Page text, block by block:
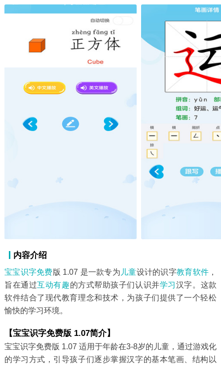
内容介绍
宝宝识字免费版 1.07 是一款专为 儿童设计的识字教育软件 ，
旨在通过互动有趣的方式帮助孩子们认识并学习汉字。这款
软件结合了现代教育理念和技术，为孩子们提供了一个轻松
愉快的学习环境。
【宝宝识字免费版 1.07简介】
宝宝识字免费版 1.07 适用于年龄在3-8岁的儿童，通过游戏化
的学习方式，引导孩子们逐步掌握汉字的基本笔画、结构以